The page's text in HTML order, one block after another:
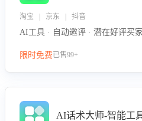
淘宝 | 京东 | 抖音
AI工具 · 自动邀评 · 潜在好评买
限时免费已售99+
AI话术大师-智能工